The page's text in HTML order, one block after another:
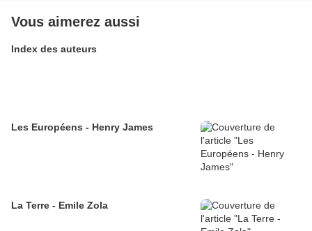
Vous aimerez aussi
Index des auteurs
Les Européens - Henry James
La Terre - Emile Zola